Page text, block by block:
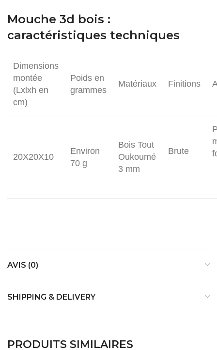
Mouche 3d bois :
caractéristiques techniques
Dimensions
montée
(Lxlxh en
cm)
Poids en
grammes
Matériaux Finitions
20X20X10
Environ
70 g
Bois Tout
Oukoumé
3 mm
Brute
AVIS (0)
SHIPPING & DELIVERY
PRODUITS SIMILAIRES